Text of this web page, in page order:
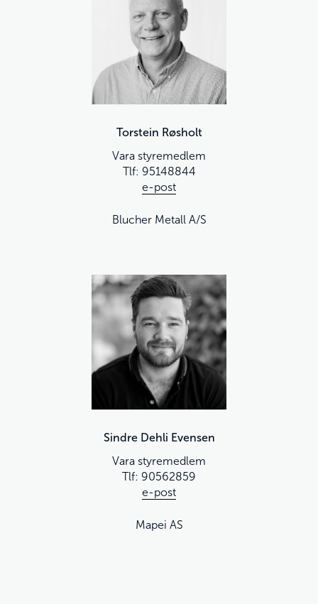
Torstein Røsholt
Vara styremedlem
Tlf: 95148844
e-post
Blucher Metall A/S
Sindre Dehli Evensen
Vara styremedlem
Tlf: 90562859
e-post
Mapei AS